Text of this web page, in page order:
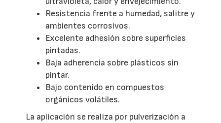
Resistencia frente a humedad, salitre y
ambientes corrosivos.
Excelente adhesión sobre superficies
pintadas.
Baja adherencia sobre plásticos sin
pintar.
Bajo contenido en compuestos
orgánicos volátiles.
La aplicación se realiza por pulverización a